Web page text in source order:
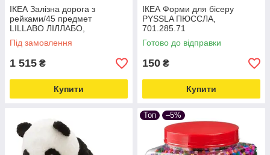
ІКЕА Залізна дорога з
рейками/45 предмет
LILLABO ЛІЛЛАБО,
203.300.66
Під замовлення
1 515 ₴
Купити
ІКЕА Форми для бісеру
PYSSLA ПЮССЛА,
701.285.71
Готово до відправки
150 ₴
Купити
Топ –5%